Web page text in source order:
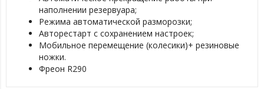
наполнении резервуара;
Режима автоматической разморозки;
Авторестарт с сохранением настроек;
Мобильное перемещение (колесики)+ резиновые
ножки.
Фреон R290